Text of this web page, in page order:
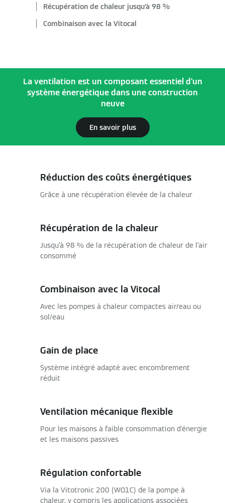
Récupération de chaleur jusqu’à 98 %
Combinaison avec la Vitocal
La ventilation est un composant essentiel d’un
système énergétique dans une construction
neuve
En savoir plus
Réduction des coûts énergétiques
Grâce à une récupération élevée de la chaleur
Récupération de la chaleur
Jusqu’à 98 % de la récupération de chaleur de l’air
consommé
Combinaison avec la Vitocal
Avec les pompes à chaleur compactes air/eau ou
sol/eau
Gain de place
Système intégré adapté avec encombrement
réduit
Ventilation mécanique flexible
Pour les maisons à faible consommation d'énergie
et les maisons passives
Régulation confortable
Via la Vitotronic 200 (WO1C) de la pompe à
chaleur, y compris les applications associées